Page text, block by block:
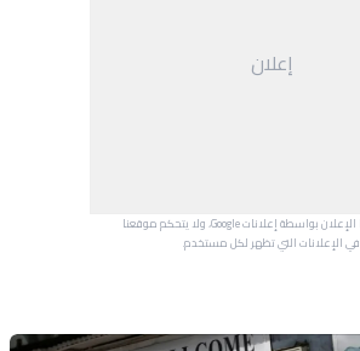
إعلان
يتم عرض هذا الإعلان بواسطة إعلانات Google، ولا يتحكم موقعنا
في الإعلانات التي تظهر لكل مستخدم.